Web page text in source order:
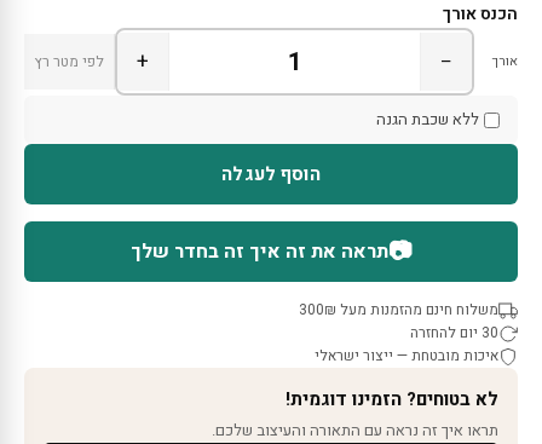
הכנס אורך
אורך −
+ לפי מטר רץ
ללא שכבת הגנה
הוסף לעגלה
📷תראה את זה איך זה בחדר שלך
משלוח חינם מהזמנות מעל 300₪
30 יום להחזרה
איכות מובטחת — ייצור ישראלי
לא בטוחים? הזמינו דוגמית!
תראו איך זה נראה עם התאורה והעיצוב שלכם.